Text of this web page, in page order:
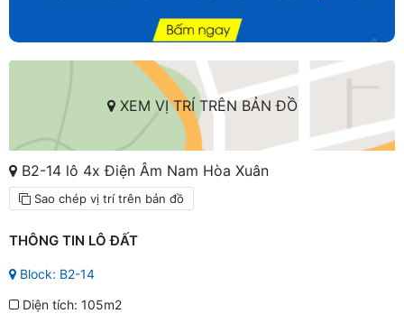
XEM VỊ TRÍ TRÊN BẢN ĐỒ
B2-14 lô 4x Điện Âm Nam Hòa Xuân
Sao chép vị trí trên bản đồ
THÔNG TIN LÔ ĐẤT
Block: B2-14
Diện tích: 105m2